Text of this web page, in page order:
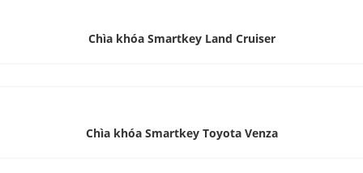
Chìa khóa Smartkey Land Cruiser
Chìa khóa Smartkey Toyota Venza